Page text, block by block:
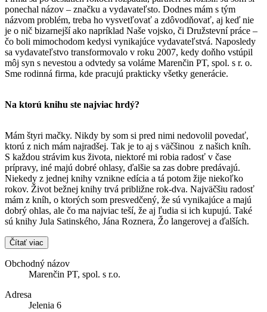
ponechal názov – značku a vydavateľsto. Dodnes mám s tým
názvom problém, treba ho vysvetľovať a zdôvodňovať, aj keď nie
je o nič bizarnejší ako napríklad Naše vojsko, či Družstevní práce –
čo boli mimochodom kedysi vynikajúce vydavateľstvá. Naposledy
sa vydavateľstvo transformovalo v roku 2007, kedy doňho vstúpil
môj syn s nevestou a odvtedy sa voláme Marenčin PT, spol. s r. o.
Sme rodinná firma, kde pracujú prakticky všetky generácie.
Na ktorú knihu ste najviac hrdý?
Mám štyri mačky. Nikdy by som si pred nimi nedovolil povedať,
ktorú z nich mám najradšej. Tak je to aj s väčšinou z našich kníh.
S každou strávim kus života, niektoré mi robia radosť v čase
prípravy, iné majú dobré ohlasy, ďalšie sa zas dobre predávajú.
Niekedy z jednej knihy vznikne edícia a tá potom žije niekoľko
rokov. Život bežnej knihy trvá približne rok-dva. Najväčšiu radosť
mám z kníh, o ktorých som presvedčený, že sú vynikajúce a majú
dobrý ohlas, ale čo ma najviac teší, že aj ľudia si ich kupujú. Také
sú knihy Jula Satinského, Jána Roznera, Žo langerovej a ďalších.
Čítať viac
Obchodný názov
Marenčin PT, spol. s r.o.
Adresa
Jelenia 6